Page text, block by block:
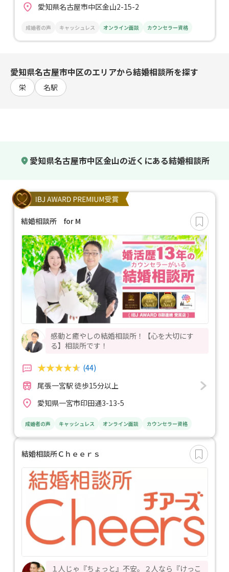
愛知県名古屋市中区金山2-15-2
成婚者の声 キャッシュレス オンライン面談 カウンセラー資格
愛知県名古屋市中区のエリアから結婚相談所を探す
栄 名駅
愛知県名古屋市中区金山の近くにある結婚相談所
結婚相談所 for M
感動と癒やしの結婚相談所！【心を大切にす
る】相談所です！
(44)
尾張一宮駅 徒歩15分以上
愛知県一宮市印田通3-13-5
成婚者の声 キャッシュレス オンライン面談 カウンセラー資格
結婚相談所Ｃｈｅｅｒｓ
１人じゃ『ちょっと』不安。２人なら『けっこ